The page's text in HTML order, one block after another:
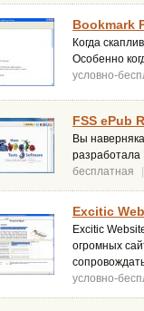
Bookmark
Когда
Особенно
условно-
FSS ePub
Вы
бесплатная
Excitic
Excitic
огромных
условно-